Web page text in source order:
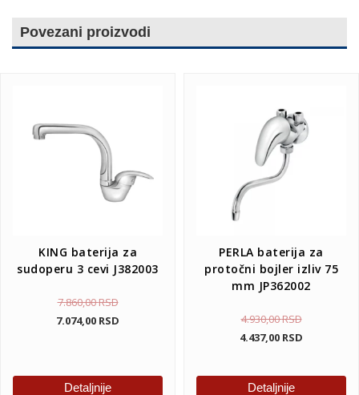
Povezani proizvodi
KING baterija za
sudoperu 3 cevi J382003
7.860,00RSD
7.074,00 RSD
Detaljnije
PERLA baterija za
protočni bojler izliv 75
mm JP362002
4.930,00RSD
4.437,00 RSD
Detaljnije